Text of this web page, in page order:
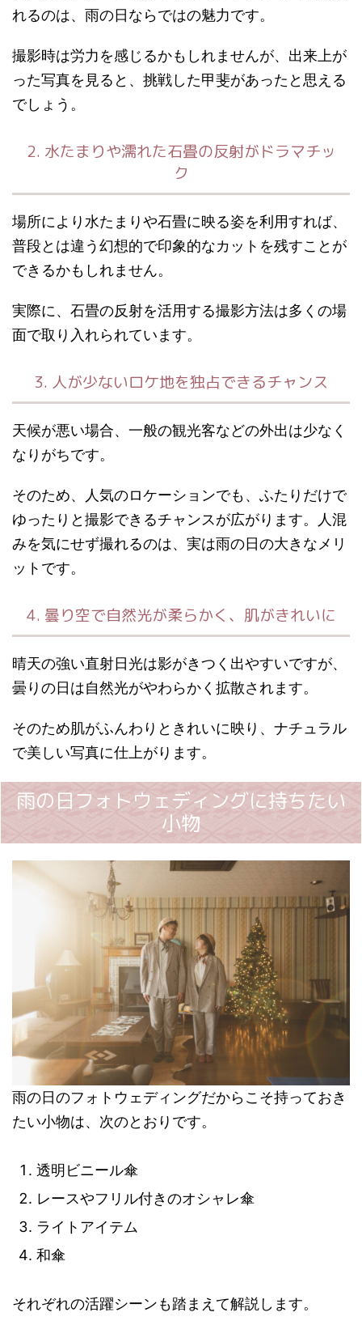
れるのは、雨の日ならではの魅力です。
撮影時は労力を感じるかもしれませんが、出来上が
った写真を見ると、挑戦した甲斐があったと思える
でしょう。
2. 水たまりや濡れた石畳の反射がドラマチッ
ク
場所により水たまりや石畳に映る姿を利用すれば、
普段とは違う幻想的で印象的なカットを残すことが
できるかもしれません。
実際に、石畳の反射を活用する撮影方法は多くの場
面で取り入れられています。
3. 人が少ないロケ地を独占できるチャンス
天候が悪い場合、一般の観光客などの外出は少なく
なりがちです。
そのため、人気のロケーションでも、ふたりだけで
ゆったりと撮影できるチャンスが広がります。人混
みを気にせず撮れるのは、実は雨の日の大きなメリ
ットです。
4. 曇り空で自然光が柔らかく、肌がきれいに
晴天の強い直射日光は影がきつく出やすいですが、
曇りの日は自然光がやわらかく拡散されます。
そのため肌がふんわりときれいに映り、ナチュラル
で美しい写真に仕上がります。
雨の日フォトウェディングに持ちたい
小物
雨の日のフォトウェディングだからこそ持っておき
たい小物は、次のとおりです。
透明ビニール傘
レースやフリル付きのオシャレ傘
ライトアイテム
和傘
それぞれの活躍シーンも踏まえて解説します。